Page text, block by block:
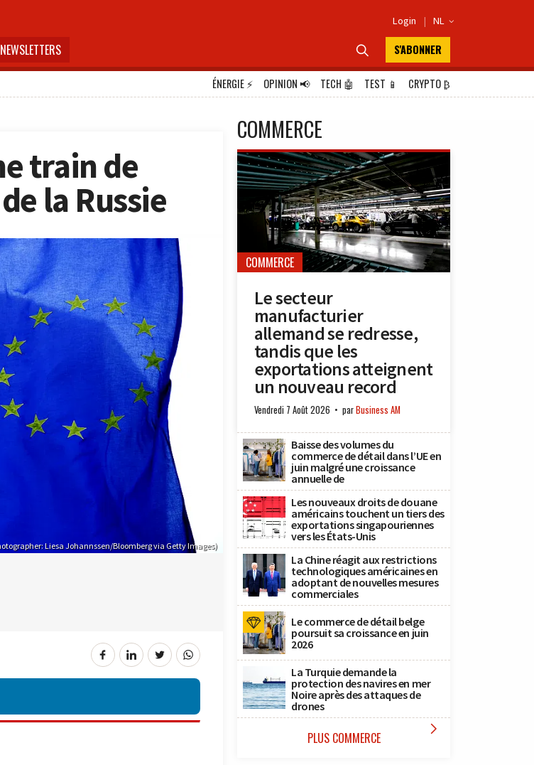
Login | NL 
NEWSLETTERS  S'ABONNER
ÉNERGIE⚡ OPINION📢 TECH 🤖 TEST 📱 CRYPTO₿
train de
la Russie
Liesa Johannssen/Bloomberg via Getty Images)
COMMERCE
COMMERCE
Le secteur
manufacturier
allemand se redresse,
tandis que les
exportations atteignent
un nouveau record
Vendredi 7 Août 2026 parBusiness AM
Baisse des volumes du
commerce de détail dans l’UE en
juin malgré une croissance
annuelle de
Les nouveaux droits de douane
américains touchent un tiers des
exportations singapouriennes
vers les États-Unis
La Chine réagit aux restrictions
technologiques américaines en
adoptant de nouvelles mesures
commerciales
Le commerce de détail belge
poursuit sa croissance en juin
2026
La Turquie demande la
protection des navires en mer
Noire après des attaques de
drones
PLUS COMMERCE 